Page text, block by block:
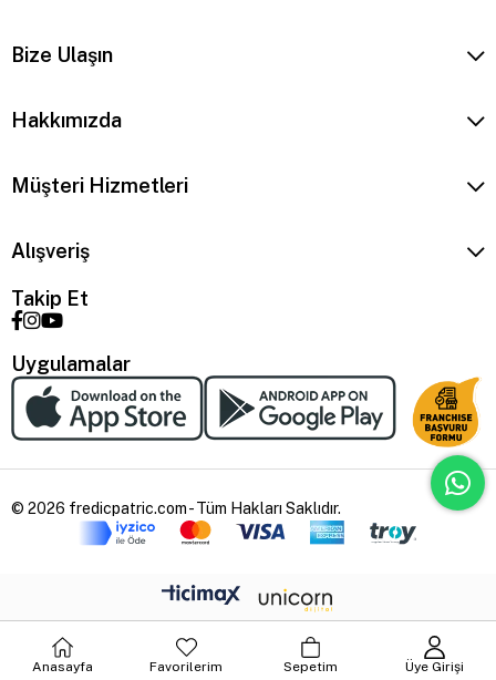
Bize Ulaşın
Hakkımızda
Müşteri Hizmetleri
Alışveriş
Takip Et
Uygulamalar
© 2026 fredicpatric.com - Tüm Hakları Saklıdır.
Anasayfa Favorilerim Sepetim Üye Girişi